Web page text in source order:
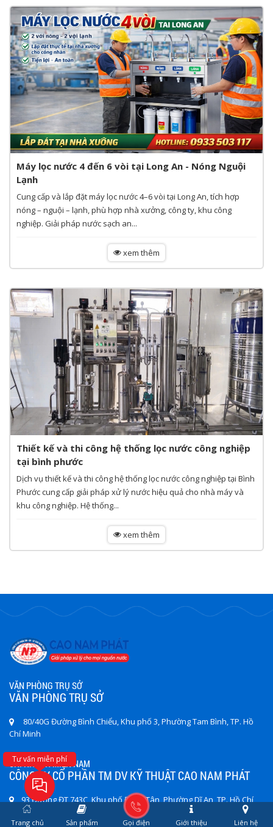
Máy lọc nước 4 đến 6 vòi tại Long An - Nóng Nguội
Lạnh
Cung cấp và lắp đặt máy lọc nước 4–6 vòi tại Long An, tích hợp
nóng – nguội – lạnh, phù hợp nhà xưởng, công ty, khu công
nghiệp. Giải pháp nước sạch an...
xem thêm
Thiết kế và thi công hệ thống lọc nước công nghiệp
tại bình phước
Dịch vụ thiết kế và thi công hệ thống lọc nước công nghiệp tại Bình
Phước cung cấp giải pháp xử lý nước hiệu quả cho nhà máy và
khu công nghiệp. Hệ thống...
xem thêm
VĂN PHÒNG TRỤ SỞ
VĂN PHÒNG TRỤ SỞ
80/40G Đường Bình Chiểu, Khu phố 3, Phường Tam Bình, TP. Hồ
Chí Minh
CHI NHÁNH MIỀN NAM
CÔNG TY CỔ PHẦN TM DV KỸ THUẬT CAO NAM PHÁT
93 Đường ĐT 743C, Khu phố Đông Tân, Phường Dĩ An, TP. Hồ Chí
Minh
0933 503 117 (CSKH)
Tư vấn miễn phí
Trang chủ Sản phẩm Gọi điện Giới thiệu Liên hệ